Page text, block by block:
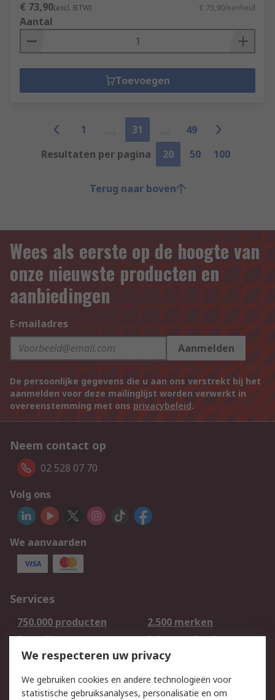
€ 73,90(excl. BTW) € 73,90/eenheid
Aantal
Toevoegen
1 31
49
Resultaten per pagina
20 50 100
Terug naar boven
Wees als eerste op de hoogte van
onze nieuwste producten en
aanbiedingen
E-mailadres
Aanmelden
De persoonlijke gegevens die u aan ons verstrekt bij het
aanmelden voor deze mailinglijst worden verwerkt in
overeenstemming met ons privacybeleid.
Neem contact op
02 528 07 70
Volg ons
We aanvaarden
Services
750.000 producten
2.500 merken
Bestellen
Inkoopoplossingen
Retouren
Technisch advies
Track & Trace
We respecteren uw privacy
We gebruiken cookies en andere technologieën voor
statistische gebruiksanalyses, personalisatie en om